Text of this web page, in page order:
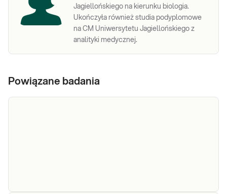
Jagiellońskiego na kierunku biologia.
Ukończyła również studia podyplomowe
na CM Uniwersytetu Jagiellońskiego z
analityki medycznej.
Powiązane badania